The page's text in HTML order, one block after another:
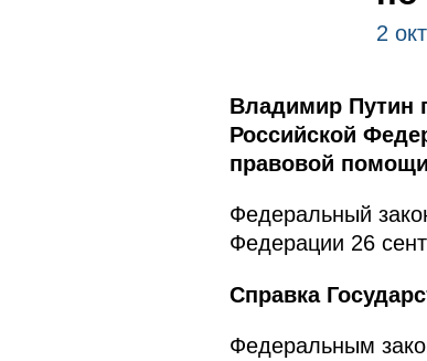
2
Владимир Путин
Российской
правовой
Федеральный
Федерации 26
Справка
Федеральным